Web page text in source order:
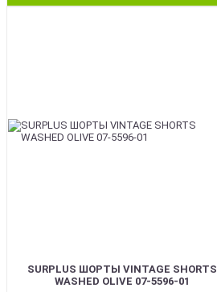
SURPLUS ШОРТЫ VINTAGE SHORTS
WASHED OLIVE 07-5596-01